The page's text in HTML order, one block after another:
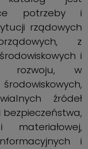
potrzeby i
rządowych
z
i
rozwoju, w
źródeł
materiałowej,
i